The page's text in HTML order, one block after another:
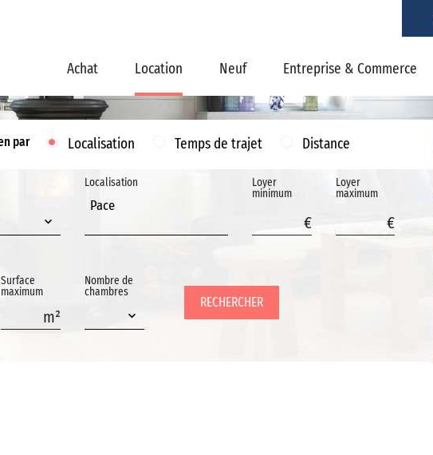
Achat Location Neuf Entreprise & Commerce
par Localisation Temps de trajet Distance
Localisation
Pace
Loyer
minimum
Loyer
maximum
Surface
maximum
Nombre de
chambres
RECHERCHER